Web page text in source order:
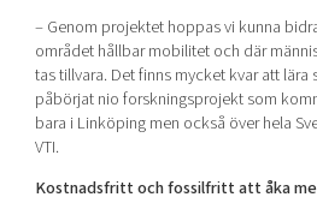
– Genom projektet hoppas vi kunna
området hållbar mobilitet och där
tas tillvara. Det finns mycket kvar att lära
påbörjat nio forskningsprojekt som
bara i Linköping men också över hela
VTI.
Kostnadsfritt och fossilfritt att åka